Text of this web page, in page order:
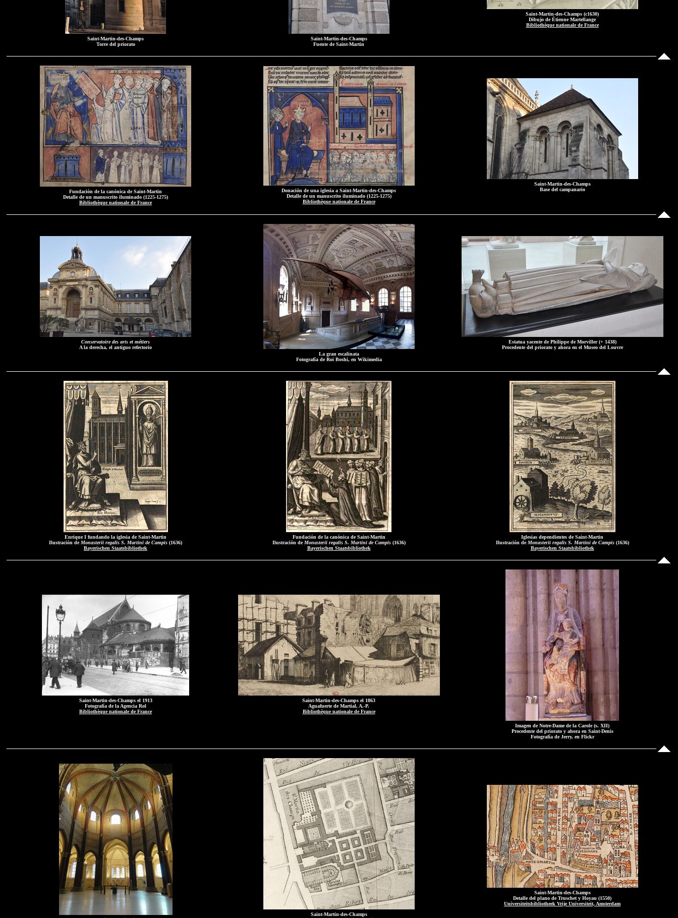
Saint-Martin-des-Champs
Torre del priorato
Saint-Martin-des-Champs
Fuente de Saint-Martin
Saint-Martin-des-Champs (c1630)
Dibujo de Étienne Martellange
Bibliothèque nationale de France
Fundación de la canónica de Saint-Martin
Detalle de un manuscrito iluminado (1225-1275)
Bibliothèque nationale de France
Donación de una iglesia a Saint-Martin-des-Champs
Detalle de un manuscrito iluminado (1225-1275)
Bibliothèque nationale de France
Saint-Martin-des-Champs
Base del campanario
Conservatoire des arts et métiers
A la derecha, el antiguo refectorio
La gran escalinata
Fotografía de Roi Boshi, en Wikimedia
Estatua yacente de Philippe de Morviller (+ 1438)
Procedente del priorato y ahora en el Museo del Louvre
Enrique I fundando la iglesia de Saint-Martin
Ilustración de Monasterii regalis S. Martini de Campis (1636)
Bayerischen Staatsbibliothek
Fundación de la canónica de Saint-Martin
Ilustración de Monasterii regalis S. Martini de Campis(1636)
Bayerischen Staatsbibliothek
Iglesias dependientes de Saint-Martin
Ilustración de Monasterii regalis S. Martini de Campis(1636)
Bayerischen Staatsbibliothek
Saint-Martin-des-Champs el 1913
Fotografía de la Agencia Rol
Bibliothèque nationale de France
Saint-Martin-des-Champs el 1863
Aguafuerte de Martial, A.-P.
Bibliothèque nationale de France
Imagen de Notre-Dame de la Carole (s. XII)
Procedente del priorato y ahora en Saint-Denis
Fotografía de Jerry, en Flickr
Saint-Martin-des-Champs
Saint-Martin-des-Champs
Detalle del plano de Truschet y Hoyau (1550)
Universiteitsbibliotheek Vrije Universiteit, Amsterdam